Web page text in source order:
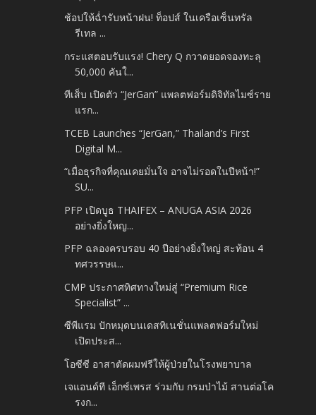
ช้อปให้ฉ่ำรับหน้าฝน! ท็อปส์ ในเครือเซ็นทรัล
รีเทล ...
กระแสตอบรับแรง! Chery Q กวาดยอดจองทะลุ
50,000 คันใ...
ทีเส็บ เปิดตัว “JerGan” แพลตฟอร์มดิจิทัลไมซ์ราย
แรก...
TCEB Launches “JerGan,” Thailand’s First
Digital M...
“เมื่อธุรกิจที่คุณเคยมั่นใจ อาจไม่รอดในปีหน้า!”
SU...
PFP เปิดบูธ THAIFEX – ANUGA ASIA 2026
อย่างยิ่งใหญ...
PFP ฉลองครบรอบ 40 ปีอย่างยิ่งใหญ่ สะท้อน 4
ทศวรรษแ...
CMP ประกาศทิศทางใหม่สู่ “Premium Rice
Specialist” ...
ซีพีแรม ปักหมุดบนเดสทิเนชั่นแพลตฟอร์มใหม่
เปิดประส...
โอซีซี อาสาตัดผมฟรีให้ผู้ป่วยในโรงพยาบาล
เจแอนด์ที เอ็กซ์เพรส ร่วมกับ กรมป่าไม้ สานต่อโค
รงก...